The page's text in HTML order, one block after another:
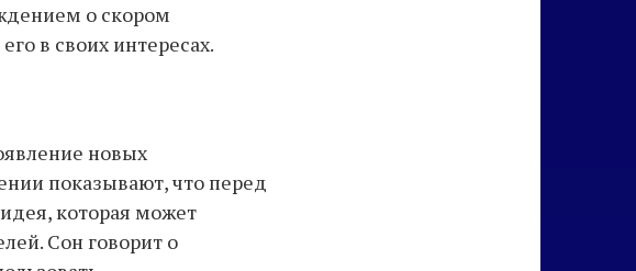
о скором
в своих интересах.
новых
показывают, что перед
которая может
Сон говорит о